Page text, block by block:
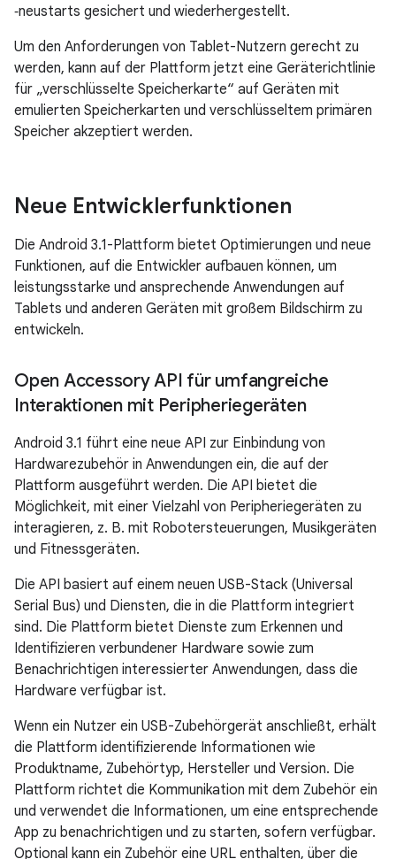
‑neustarts gesichert und wiederhergestellt.
Um den Anforderungen von Tablet-Nutzern gerecht zu
werden, kann auf der Plattform jetzt eine Geräterichtlinie
für „verschlüsselte Speicherkarte“ auf Geräten mit
emulierten Speicherkarten und verschlüsseltem primären
Speicher akzeptiert werden.
Neue Entwicklerfunktionen
Die Android 3.1-Plattform bietet Optimierungen und neue
Funktionen, auf die Entwickler aufbauen können, um
leistungsstarke und ansprechende Anwendungen auf
Tablets und anderen Geräten mit großem Bildschirm zu
entwickeln.
Open Accessory API für umfangreiche
Interaktionen mit Peripheriegeräten
Android 3.1 führt eine neue API zur Einbindung von
Hardwarezubehör in Anwendungen ein, die auf der
Plattform ausgeführt werden. Die API bietet die
Möglichkeit, mit einer Vielzahl von Peripheriegeräten zu
interagieren, z. B. mit Robotersteuerungen, Musikgeräten
und Fitnessgeräten.
Die API basiert auf einem neuen USB-Stack (Universal
Serial Bus) und Diensten, die in die Plattform integriert
sind. Die Plattform bietet Dienste zum Erkennen und
Identifizieren verbundener Hardware sowie zum
Benachrichtigen interessierter Anwendungen, dass die
Hardware verfügbar ist.
Wenn ein Nutzer ein USB-Zubehörgerät anschließt, erhält
die Plattform identifizierende Informationen wie
Produktname, Zubehörtyp, Hersteller und Version. Die
Plattform richtet die Kommunikation mit dem Zubehör ein
und verwendet die Informationen, um eine entsprechende
App zu benachrichtigen und zu starten, sofern verfügbar.
Optional kann ein Zubehör eine URL enthalten, über die